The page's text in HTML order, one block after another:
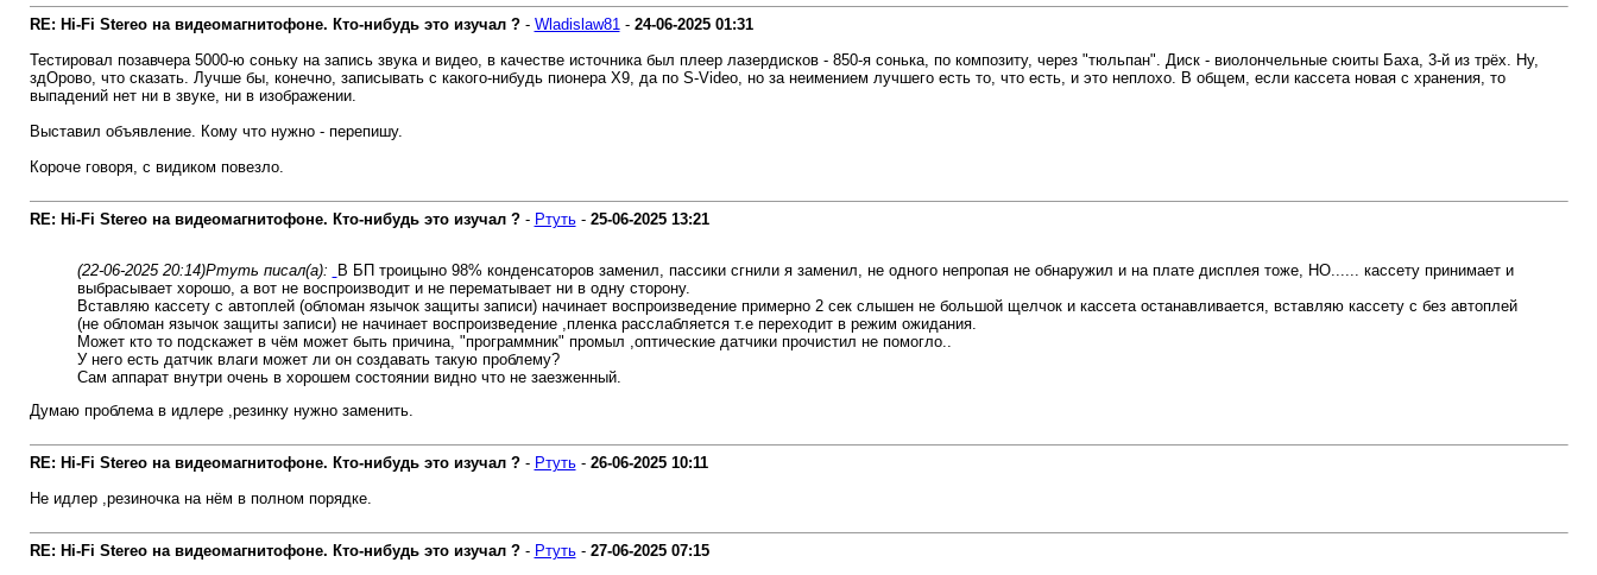
RE: Hi-Fi Stereo на видеомагнитофоне. Кто-нибудь это изучал ?- Wladislaw81 - 24-06-2025 01:31
Тестировал позавчера 5000-ю соньку на запись звука и видео, в качестве источника был плеер лазердисков - 850-я сонька, по композиту, через "тюльпан". Диск - виолончельные сюиты Баха, 3-й из трёх. Ну,
здОрово, что сказать. Лучше бы, конечно, записывать с какого-нибудь пионера X9, да по S-Video, но за неимением лучшего есть то, что есть, и это неплохо. В общем, если кассета новая с хранения, то
выпадений нет ни в звуке, ни в изображении.
Выставил объявление. Кому что нужно - перепишу.
Короче говоря, с видиком повезло.
RE: Hi-Fi Stereo на видеомагнитофоне. Кто-нибудь это изучал ?- Ртуть- 25-06-2025 13:21
(22-06-2025 20:14)Ртуть писал(а):
В БП троицыно 98% конденсаторов заменил, пассики сгнили я заменил, не одного непропая не обнаружил и на плате дисплея тоже, НО...... кассету принимает и
выбрасывает хорошо, а вот не воспроизводит и не перематывает ни в одну сторону.
Вставляю кассету с автоплей (обломан язычок защиты записи) начинает воспроизведение примерно 2 сек слышен не большой щелчок и кассета останавливается, вставляю кассету с без автоплей
(не обломан язычок защиты записи) не начинает воспроизведение ,пленка расслабляется т.е переходит в режим ожидания.
Может кто то подскажет в чём может быть причина, "программник" промыл ,оптические датчики прочистил не помогло..
У него есть датчик влаги может ли он создавать такую проблему?
Сам аппарат внутри очень в хорошем состоянии видно что не заезженный.
Думаю проблема в идлере ,резинку нужно заменить.
RE: Hi-Fi Stereo на видеомагнитофоне. Кто-нибудь это изучал ?- Ртуть- 26-06-2025 10:11
Не идлер ,резиночка на нём в полном порядке.
RE: Hi-Fi Stereo на видеомагнитофоне. Кто-нибудь это изучал ?- Ртуть- 27-06-2025 07:15